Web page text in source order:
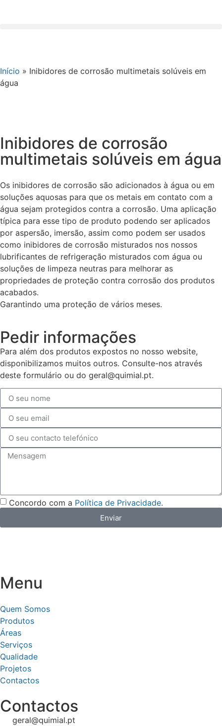
Início » Inibidores de corrosão multimetais solúveis em
água
Inibidores de corrosão
multimetais solúveis em água
Os inibidores de corrosão são adicionados à água ou em
soluções aquosas para que os metais em contato com a
água sejam protegidos contra a corrosão. Uma aplicação
típica para esse tipo de produto podendo ser aplicados
por aspersão, imersão, assim como podem ser usados
como inibidores de corrosão misturados nos nossos
lubrificantes de refrigeração misturados com água ou
soluções de limpeza neutras para melhorar as
propriedades de proteção contra corrosão dos produtos
acabados.
Garantindo uma proteção de vários meses.
Pedir informações
Para além dos produtos expostos no nosso website,
disponibilizamos muitos outros. Consulte-nos através
deste formulário ou do geral@quimial.pt.
Concordo com a Política de Privacidade.
Enviar
Menu
Quem Somos
Produtos
Áreas
Serviços
Qualidade
Projetos
Contactos
Contactos
geral@quimial.pt